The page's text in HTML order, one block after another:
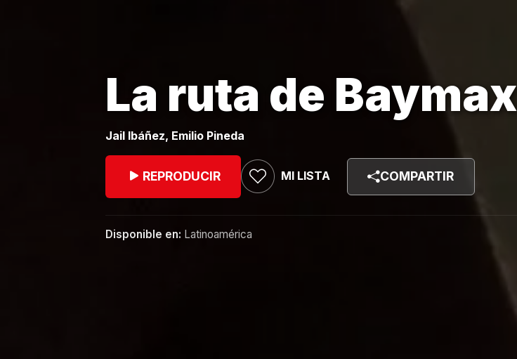
La ruta de Baymax
Jail Ibáñez, Emilio Pineda
REPRODUCIR MI LISTA COMPARTIR
Disponible en: Latinoamérica